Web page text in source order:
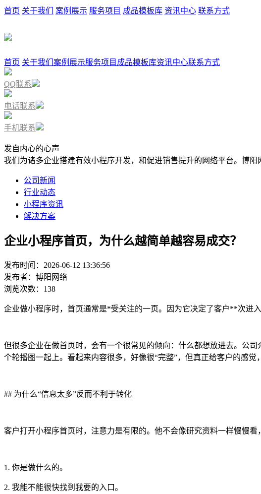
首页 关于我们 案例展示 服务项目 成品模板库 资讯中心 联系方式
首页 关于我们 案例展示服务项目 成品模板库资讯中心联系方式
QQ联系
电话联系
手机联系
发自内心的心声
我们为诸多企业搭建有效小程序开发，和促进销售提升的网络平台。博阳
公司新闻
行业动态
小程序资讯
解决方案
企业小程序首页，为什么越简单越容易成交？
发布时间：2026-06-12 13:36:56
发布者：博阳网络
浏览次数：138
企业做小程序时，首页通常是*受关注的一页。因为它决定了客户**次进
但很多企业在做首页时，会有一个很常见的倾向：什么都想放进去。公
个轮播图一起上。看起来内容很多，好像很“完整”，但真正给客户的感觉
## 为什么“信息太多”反而不利于转化
客户打开小程序首页时，注意力是有限的。他不会像研究资料一样慢慢看
1. 你是做什么的。
2. 我能不能很快找到我要的入口。